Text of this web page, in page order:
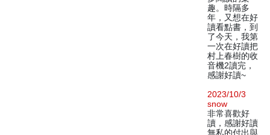
趣。時隔多
年，又想在好
讀看點書，到
了今天，我第
一次在好讀把
村上春樹的收
音機2讀完，
感謝好讀~
2023/10/3
snow
非常喜歡好
讀，感謝好讀
無私的付出與